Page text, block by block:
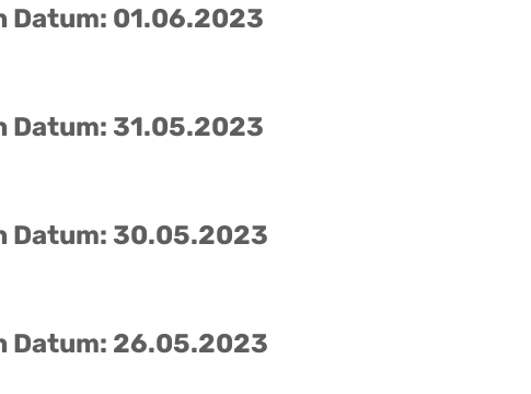
Datum: 01.06.2023
Datum: 31.05.2023
Datum: 30.05.2023
Datum: 26.05.2023